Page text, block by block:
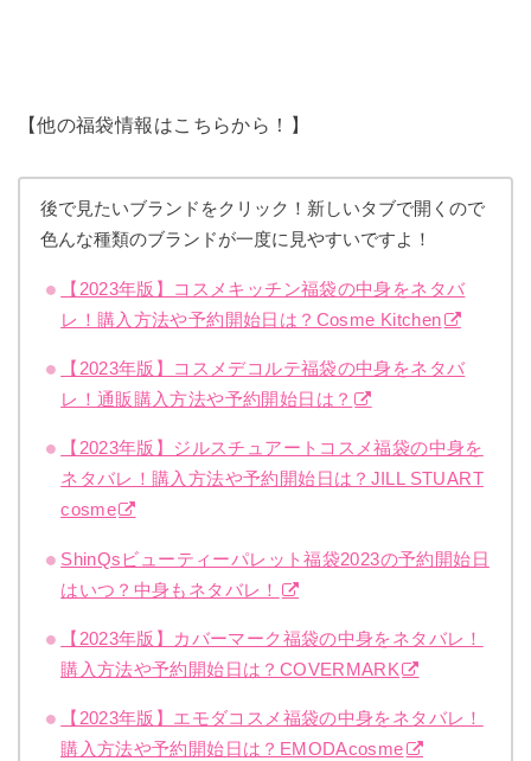
【他の福袋情報はこちらから！】
後で見たいブランドをクリック！新しいタブで開くので
色んな種類のブランドが一度に見やすいですよ！
【2023年版】コスメキッチン福袋の中身をネタバ
レ！購入方法や予約開始日は？Cosme Kitchen
【2023年版】コスメデコルテ福袋の中身をネタバ
レ！通販購入方法や予約開始日は？
【2023年版】ジルスチュアートコスメ福袋の中身を
ネタバレ！購入方法や予約開始日は？JILL STUART
cosme
ShinQsビューティーパレット福袋2023の予約開始日
はいつ？中身もネタバレ！
【2023年版】カバーマーク福袋の中身をネタバレ！
購入方法や予約開始日は？COVERMARK
【2023年版】エモダコスメ福袋の中身をネタバレ！
購入方法や予約開始日は？EMODAcosme